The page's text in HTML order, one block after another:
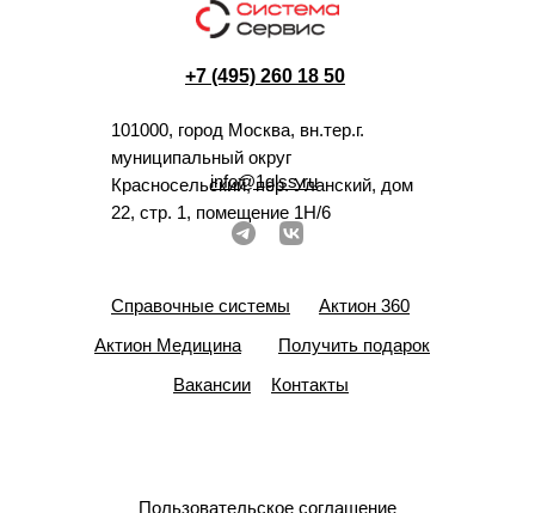
+7 (495) 260 18 50
101000, город Москва, вн.тер.г.
муниципальный округ
Красносельский, пер. Уланский, дом
22, стр. 1, помещение 1Н/6
info@1glss.ru
Справочные системы
Актион 360
Актион Медицина
Получить подарок
Вакансии
Контакты
Пользовательское соглашение